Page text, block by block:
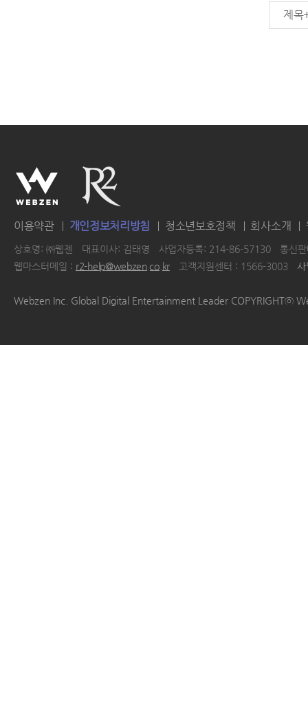
제목
이용약관 개인정보처리방침 청소년보호정책 회사소개
상호명: ㈜웹젠 대표이사: 김태영 사업자등록: 214-86-57130
통신
웹마스터메일 : r2-help@webzen.co.kr 고객지원센터 : 1566-3003
Webzen Inc. Global Digital Entertainment Leader COPYRIGHTⓒ